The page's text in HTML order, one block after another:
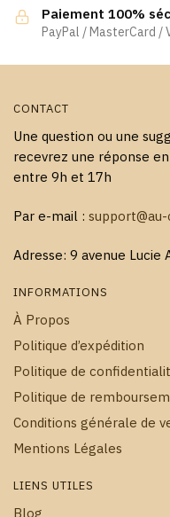
page
du
Paiement 100%
PayPal / MasterCard /
CONTACT
Une question ou une
recevrez une réponse
entre 9h et 17h
Par e-mail :
Adresse: 9 avenue Lucie
INFORMATIONS
À Propos
Politique d’expédition
Politique de
Politique de
Conditions générale de
Mentions Légales
LIENS UTILES
Blog